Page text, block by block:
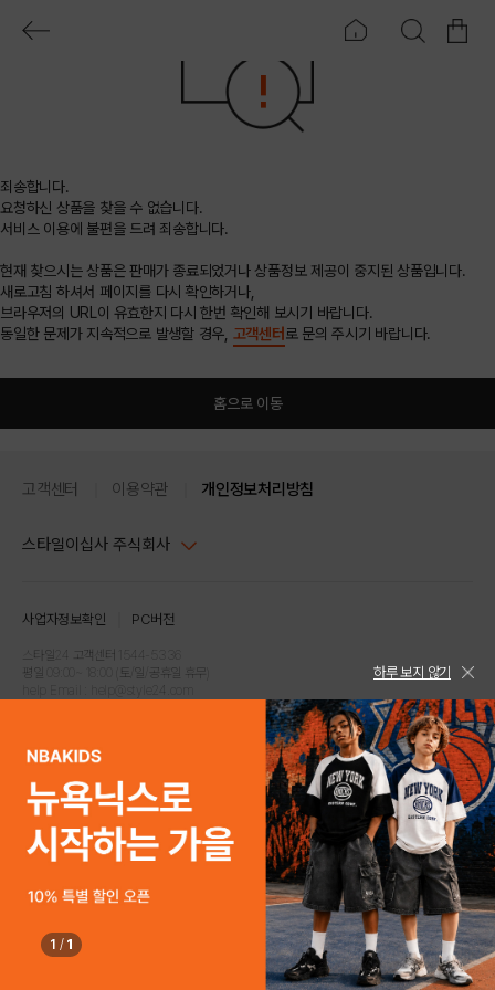
죄송합니다.
요청하신 상품을 찾을 수 없습니다.
서비스 이용에 불편을 드려 죄송합니다.
현재 찾으시는 상품은 판매가 종료되었거나 상품정보 제공이 중지된 상품입니다.
새로고침 하셔서 페이지를 다시 확인하거나,
브라우저의 URL이 유효한지 다시 한번 확인해 보시기 바랍니다.
동일한 문제가 지속적으로 발생할 경우, 고객센터 로 문의 주시기 바랍니다.
홈으로 이동
고객센터 이용약관 개인정보처리방침
스타일이십사 주식회사
주소 : 서울시 강남구 논현로 633, 6층 (논현동, 한세엠케이빌딩)
사업자등록번호 : 116-81-32499
통신판매업신고번호 : 제 2024-서울강남-04239
고객센터 1544-5336(평일 09:00~ 18:00 토/일/공휴일 휴무)
사업자정보확인 PC버전
스타일24 고객센터 1544-5336
평일 09:00~ 18:00 (토/일/공휴일 휴무)
COPYRIGHTⓒ2021 STYLE24 ALL RIGHTS RESERVED.
하루 보지 않기
1 / 1